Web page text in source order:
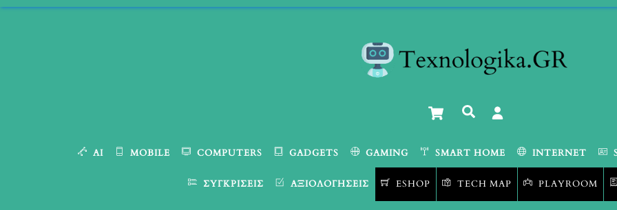
Skip
Cart Αναζήτηση
AI MOBILE COMPUTERS GADGETS GAMING SMART HOME INTERNET
ΣΥΓΚΡΊΣΕΙΣ ΑΞΙΟΛΟΓΉΣΕΙΣ ESHOP TECH MAP PLAYROOM